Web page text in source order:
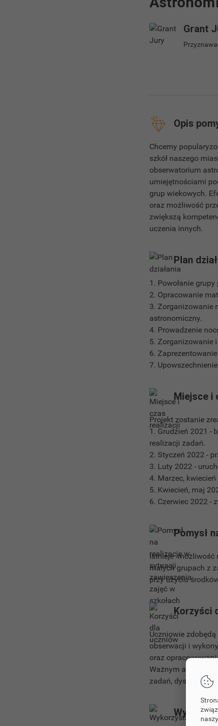
Grant
Opis
Chcemy
szkół naszego
obserwatorium
umiejętnościami
grup wiekowych.
oraz możliwość
zwiększą
uczenia innych.
Plan
1. Powołanie
2. Opracowanie
3. Zorganizowanie
astronomiczny.
4. Prowadzenie
5. Zorganizowanie
6.
7.
Miejsce i
Projekt zostanie
1. Grudzień 2021 -
realizacji zadań.
2. Styczeń 2022 -
3. Luty 2022 -
4. Marzec,
5. Kwiecień, maj
6. Czerwiec 2022 -
Pomysł
Istnieje możliwość
małych grupach z
przy użyciu
Korzyści
Uczniowie
obserwacji i
oraz
Ważnym aspektem
zadań, dyscyplina